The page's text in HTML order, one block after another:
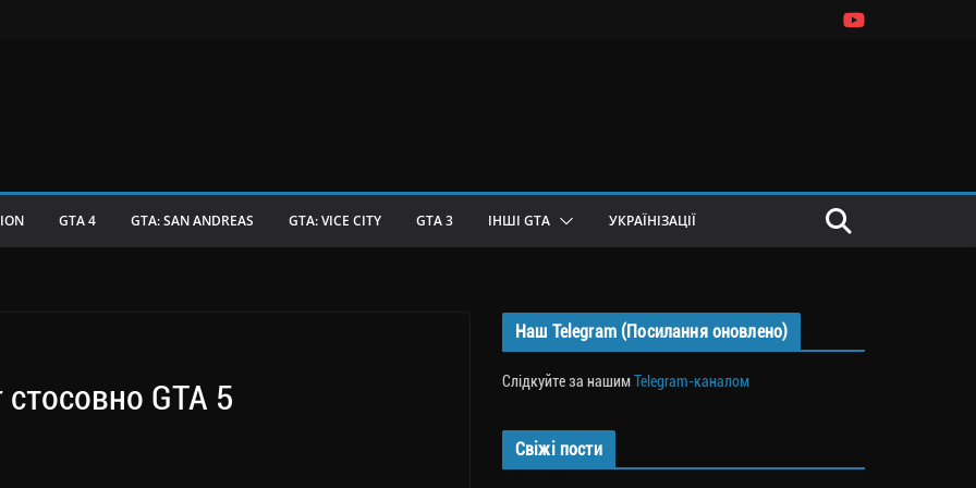
GTA 4 GTA: SAN ANDREAS GTA: VICE CITY GTA 3 ІНШІ GTA УКРАЇНІЗАЦІЇ
GTA 5
Наш Telegram (Посилання оновлено)
Слідкуйте за нашимTelegram-каналом
Свіжі пости